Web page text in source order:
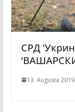
СРД
13. Augusta 2019.